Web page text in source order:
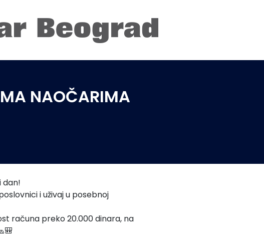
NAOČARIMA
dan!
i uživaj u posebnoj
računa preko 20.000 dinara, na